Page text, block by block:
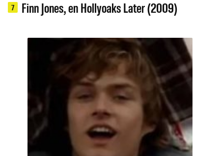
7 Finn Jones, en Hollyoaks Later (2009)